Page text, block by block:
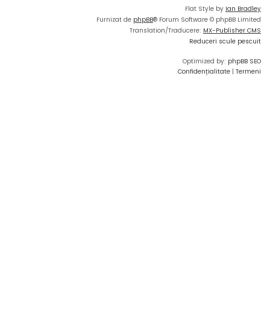
Flat Style by Ian Bradley
Furnizat de phpBB® Forum Software © phpBB Limited
Translation/Traducere: MX-Publisher CMS
Reduceri scule pescuit
Optimized by: phpBB SEO
Confidențialitate | Termeni